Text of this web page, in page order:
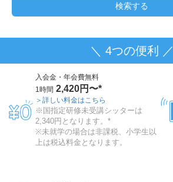
＼ 4つの便利 ／
入会金・年会費無料
1時間 2,420円〜*
＞詳しい料金はこちら
※国指定研修未受講シッターは
2,340円となります。*
※未就学の場合は非課税、小学生以
上は税込料金となります。